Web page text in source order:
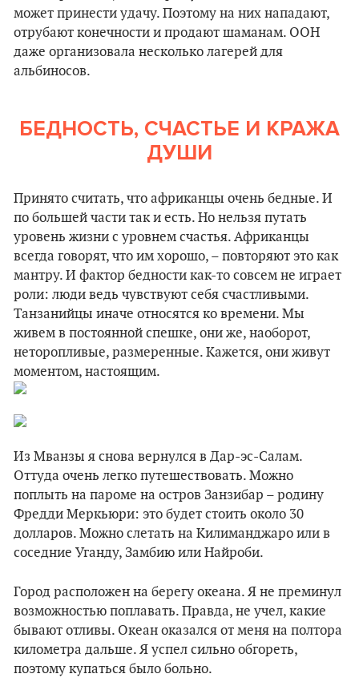
может принести удачу. Поэтому на них нападают,
отрубают конечности и продают шаманам. ООН
даже организовала несколько лагерей для
альбиносов.
БЕДНОСТЬ, СЧАСТЬЕ И КРАЖА
ДУШИ
Принято считать, что африканцы очень бедные. И
по большей части так и есть. Но нельзя путать
уровень жизни с уровнем счастья. Африканцы
всегда говорят, что им хорошо, – повторяют это как
мантру. И фактор бедности как-то совсем не играет
роли: люди ведь чувствуют себя счастливыми.
Танзанийцы иначе относятся ко времени. Мы
живем в постоянной спешке, они же, наоборот,
неторопливые, размеренные. Кажется, они живут
моментом, настоящим.
Из Мванзы я снова вернулся в Дар-эс-Салам.
Оттуда очень легко путешествовать. Можно
поплыть на пароме на остров Занзибар – родину
Фредди Меркьюри: это будет стоить около 30
долларов. Можно слетать на Килиманджаро или в
соседние Уганду, Замбию или Найроби.
Город расположен на берегу океана. Я не преминул
возможностью поплавать. Правда, не учел, какие
бывают отливы. Океан оказался от меня на полтора
километра дальше. Я успел сильно обгореть,
поэтому купаться было больно.